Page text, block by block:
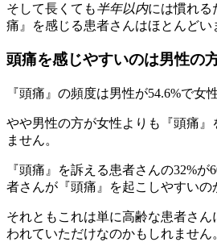
そして長くても半年以内には慣れる
痛』を感じる患者さんはほとんどい
頭痛を感じやすいのは男性の
『頭痛』の頻度は男性が54.6%で女
やや男性の方が女性よりも『頭痛
ません。
『頭痛』を訴える患者さんの32%
者さんが『頭痛』を起こしやすいの
それともこれは単に高齢な患者さ
われていただけなのかもしれません